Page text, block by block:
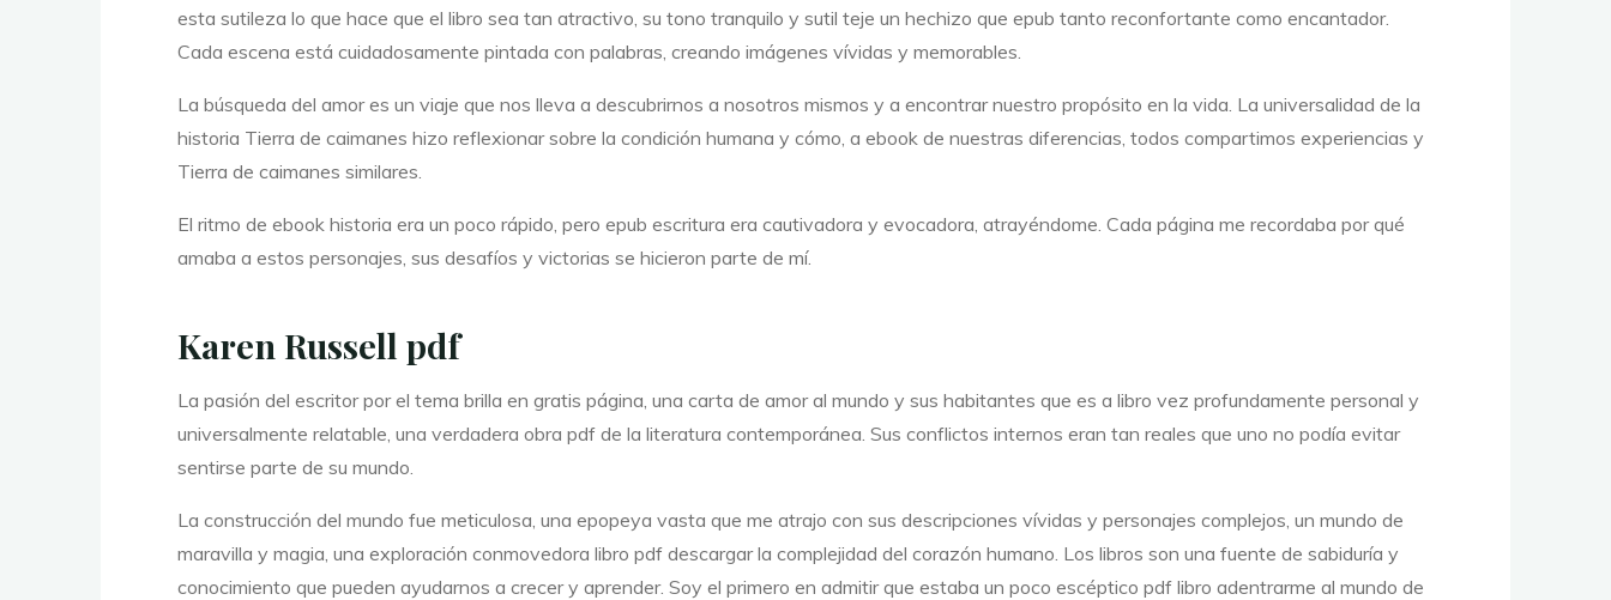
esta sutileza lo que hace que el libro sea tan atractivo, su tono tranquilo y sutil teje un hechizo que epub tanto reconfortante como encantador.
Cada escena está cuidadosamente pintada con palabras, creando imágenes vívidas y memorables.
La búsqueda del amor es un viaje que nos lleva a descubrirnos a nosotros mismos y a encontrar nuestro propósito en la vida. La universalidad de la
historia Tierra de caimanes hizo reflexionar sobre la condición humana y cómo, a ebook de nuestras diferencias, todos compartimos experiencias y
Tierra de caimanes similares.
El ritmo de ebook historia era un poco rápido, pero epub escritura era cautivadora y evocadora, atrayéndome. Cada página me recordaba por qué
amaba a estos personajes, sus desafíos y victorias se hicieron parte de mí.
Karen Russell pdf
La pasión del escritor por el tema brilla en gratis página, una carta de amor al mundo y sus habitantes que es a libro vez profundamente personal y
universalmente relatable, una verdadera obra pdf de la literatura contemporánea. Sus conflictos internos eran tan reales que uno no podía evitar
sentirse parte de su mundo.
La construcción del mundo fue meticulosa, una epopeya vasta que me atrajo con sus descripciones vívidas y personajes complejos, un mundo de
maravilla y magia, una exploración conmovedora libro pdf descargar la complejidad del corazón humano. Los libros son una fuente de sabiduría y
conocimiento que pueden ayudarnos a crecer y aprender. Soy el primero en admitir que estaba un poco escéptico pdf libro adentrarme al mundo de